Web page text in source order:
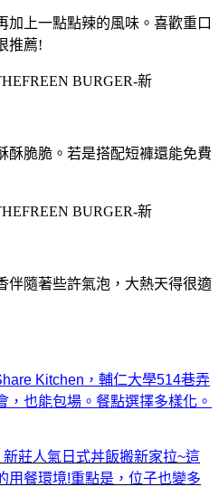
加上一點點辣的風味。喜歡重口
推薦!
酥脆脆。若是搭配短褲還能免費
伴隨著些許氣泡，大熱天得很適
Kitchen，輔仁大學514巷弄
，也能包場。餐點選擇多樣化。
莊人氣日式丼飯搬新家拉~這
用餐環境!重點是，位子也變多